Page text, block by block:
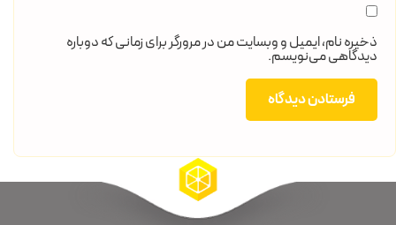
ذخیره نام، ایمیل و وبسایت من در مرورگر برای زمانی که دوباره
دیدگاهی می‌نویسم.